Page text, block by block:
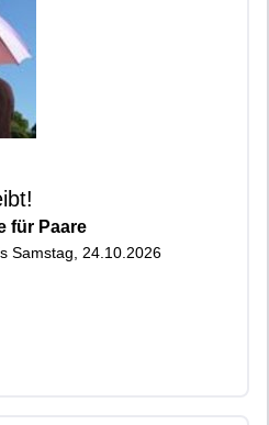
für Paare
Samstag, 24.10.2026